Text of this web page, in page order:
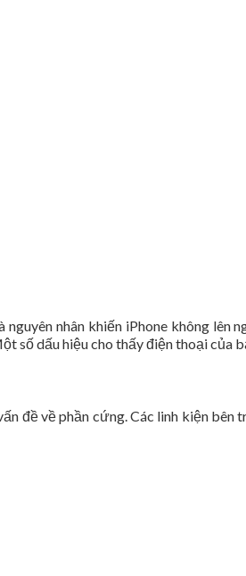
nhân khiến iPhone không
số dấu hiệu cho thấy điện thoại của
đề về phần cứng. Các linh kiện